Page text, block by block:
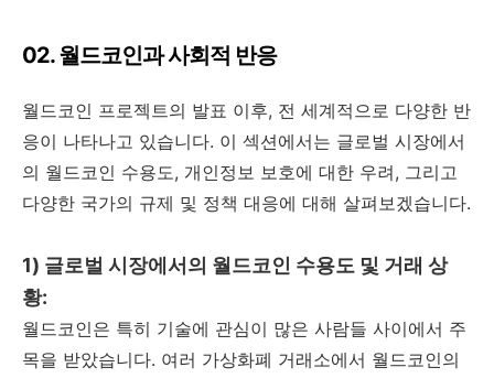
02. 월드코인과 사회적 반응
월드코인 프로젝트의 발표 이후, 전 세계적으로 다양한 반
응이 나타나고 있습니다. 이 섹션에서는 글로벌 시장에서
의 월드코인 수용도, 개인정보 보호에 대한 우려, 그리고
다양한 국가의 규제 및 정책 대응에 대해 살펴보겠습니다.
1) 글로벌 시장에서의 월드코인 수용도 및 거래 상
황:
월드코인은 특히 기술에 관심이 많은 사람들 사이에서 주
목을 받았습니다. 여러 가상화폐 거래소에서 월드코인의